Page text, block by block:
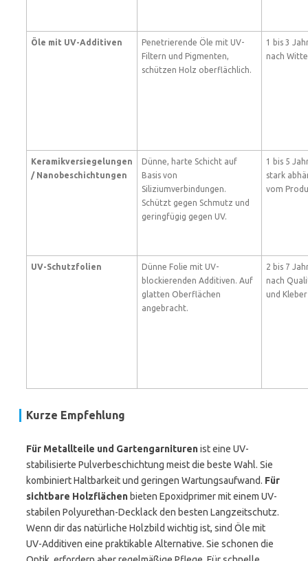
Öle mit UV-Additiven
Penetrierende Öle mit UV-
Filtern und Pigmenten,
schützen Holz oberflächlich.
1 bis 3
nach
Keramikversiegelungen
/ Nanobeschichtungen
Dünne, harte Schicht auf
Basis von
Siliziumverbindungen.
Schützt gegen Schmutz und
geringfügig gegen UV.
1 bis 5
stark
vom
UV-Schutzfolien
Dünne Folie mit UV-
blockierenden Additiven. Auf
glatten Oberflächen
angebracht.
2 bis 7
nach
und Kleber
Kurze Empfehlung
Für Metallteile und Gartengarniturenist eine UV-
stabilisierte Pulverbeschichtung meist die beste Wahl. Sie
kombiniert Haltbarkeit und geringen Wartungsaufwand. Für
sichtbare Holzflächen bieten Epoxidprimer mit einem UV-
stabilen Polyurethan-Decklack den besten Langzeitschutz.
Wenn dir das natürliche Holzbild wichtig ist, sind Öle mit
UV-Additiven eine praktikable Alternative. Sie schonen die